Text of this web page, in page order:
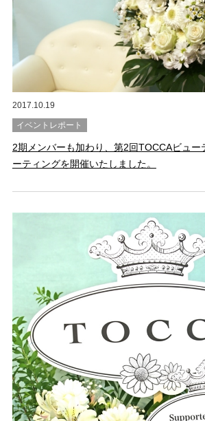
2017.10.19
イベントレポート
2期メンバーも加わり、第2回TOCCAビュー
ーティングを開催いたしました。